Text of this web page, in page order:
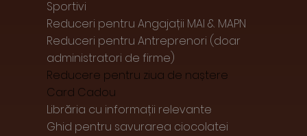
Sportivi
Reduceri pentru Angajații MAI & MAPN
Reduceri pentru Antreprenori (doar
administratori de firme)
Reducere pentru ziua de naștere
Card Cadou
Librăria cu informații relevante
Ghid pentru savurarea ciocolatei